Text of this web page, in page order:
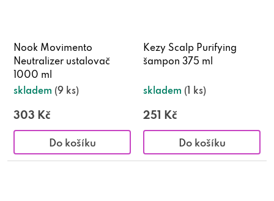
Nook Movimento
Neutralizer ustalovač
1000 ml
skladem (9 ks)
303 Kč
Do košíku
Kezy Scalp Purifying
šampon 375 ml
skladem (1 ks)
251 Kč
Do košíku